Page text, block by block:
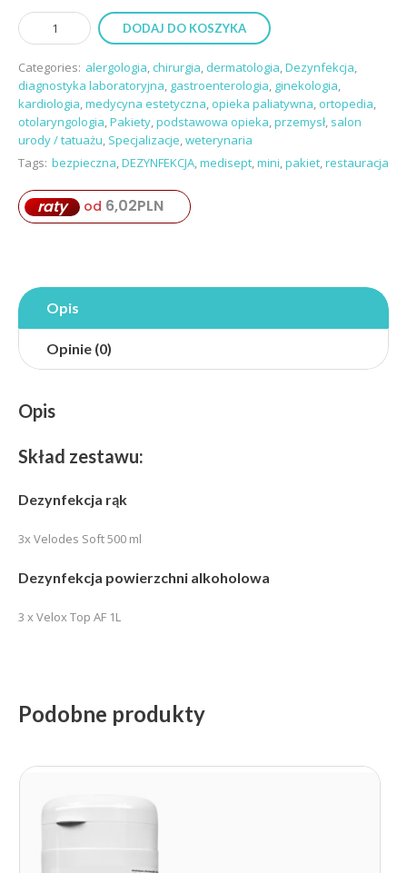
DODAJ DO KOSZYKA
Categories: alergologia, chirurgia, dermatologia,Dezynfekcja,
diagnostyka laboratoryjna, gastroenterologia, ginekologia,
kardiologia,medycyna estetyczna, opieka paliatywna, ortopedia,
otolaryngologia,Pakiety,podstawowa opieka,przemysł, salon
urody / tatuażu, Specjalizacje,weterynaria
Tags: bezpieczna,DEZYNFEKCJA,medisept,mini,pakiet,restauracja
raty od 6,02PLN
Opis
Opinie (0)
Opis
Skład zestawu:
Dezynfekcja rąk
3x Velodes Soft 500 ml
Dezynfekcja powierzchni alkoholowa
3 x Velox Top AF 1L
Podobne produkty